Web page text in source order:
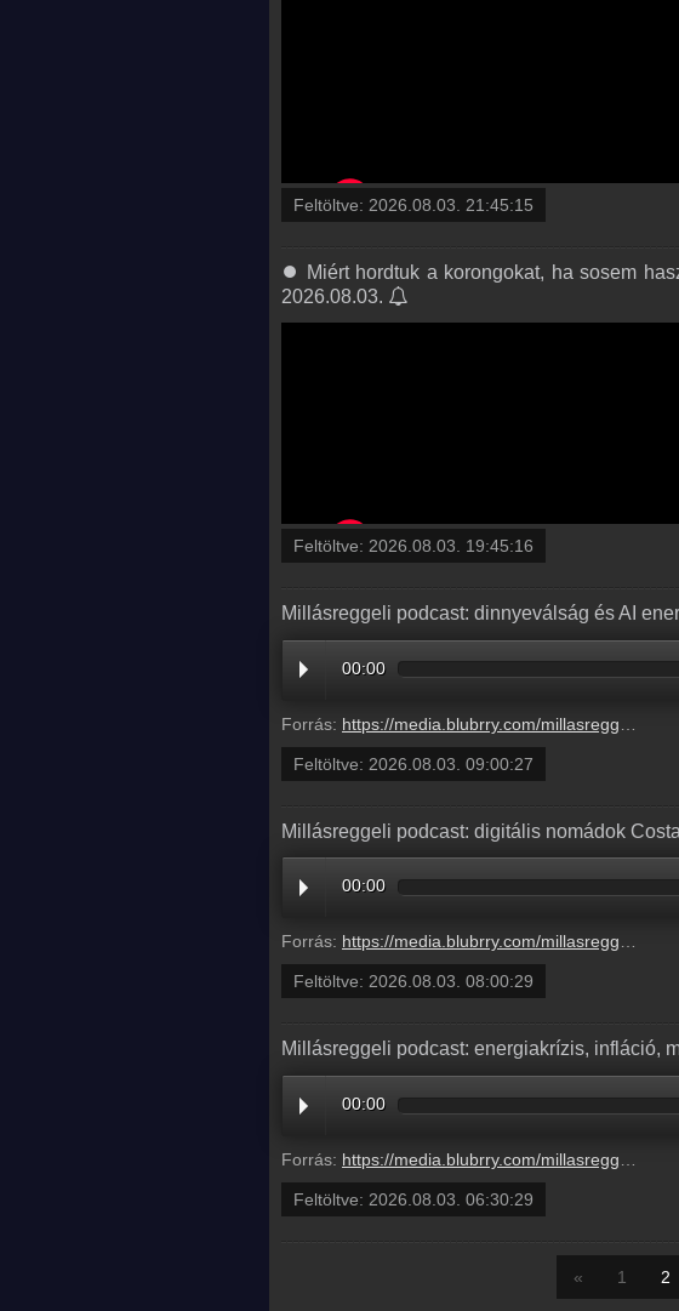
Feltöltve: 2026.08.03. 21:45:15
⏺ Miért hordtuk a korongokat, ha sosem
2026.08.03.
Feltöltve: 2026.08.03. 19:45:16
Millásreggeli podcast: dinnyeválság és AI
00:00
Forrás: https://media.blubrry.com/millasreggeli/millasreggeli.hu/wp-content/uploads/2026/08/cafe_radiocafe98_20260803-0900_OK.mp3
Feltöltve: 2026.08.03. 09:00:27
Millásreggeli podcast: digitális nomádok
00:00
Forrás: https://media.blubrry.com/millasreggeli/millasreggeli.hu/wp-content/uploads/2026/08/cafe_radiocafe98_20260803-0800_OK.mp3
Feltöltve: 2026.08.03. 08:00:29
Millásreggeli podcast: energiakrízis, infláció,
00:00
Forrás: https://media.blubrry.com/millasreggeli/millasreggeli.hu/wp-content/uploads/2026/08/cafe_radiocafe98_20260803-0700_OK.mp3
Feltöltve: 2026.08.03. 06:30:29
« 1 2